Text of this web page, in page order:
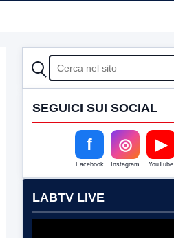
CERCA
SEGUICI SUI SOCIAL
f
Facebook
◎
Instagram
▶
YouTube
LABTV LIVE